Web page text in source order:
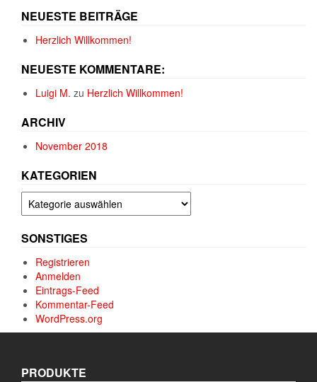
NEUESTE BEITRÄGE
Herzlich Willkommen!
NEUESTE KOMMENTARE:
Luigi M. zu Herzlich Willkommen!
ARCHIV
November 2018
KATEGORIEN
Kategorien
SONSTIGES
Registrieren
Anmelden
Eintrags-Feed
Kommentar-Feed
WordPress.org
PRODUKTE